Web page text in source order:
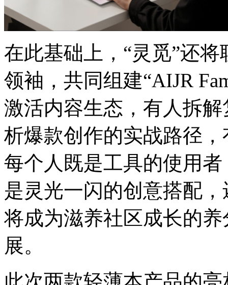
在此基础上，“灵觅”
领袖，共同组建
激活内容生态，有人拆
析爆款创作的实战路径
每个人既是工具的使用者
是灵光一闪的创意搭配
将成为滋养社区成长的养
展。